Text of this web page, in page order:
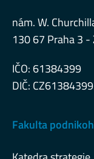
nám. W.
130 67 Praha 3 -
IČO: 61384399
DIČ: CZ61384399
Fakulta